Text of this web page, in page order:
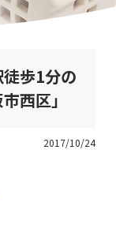
歩1分の
西区」
2017/10/24